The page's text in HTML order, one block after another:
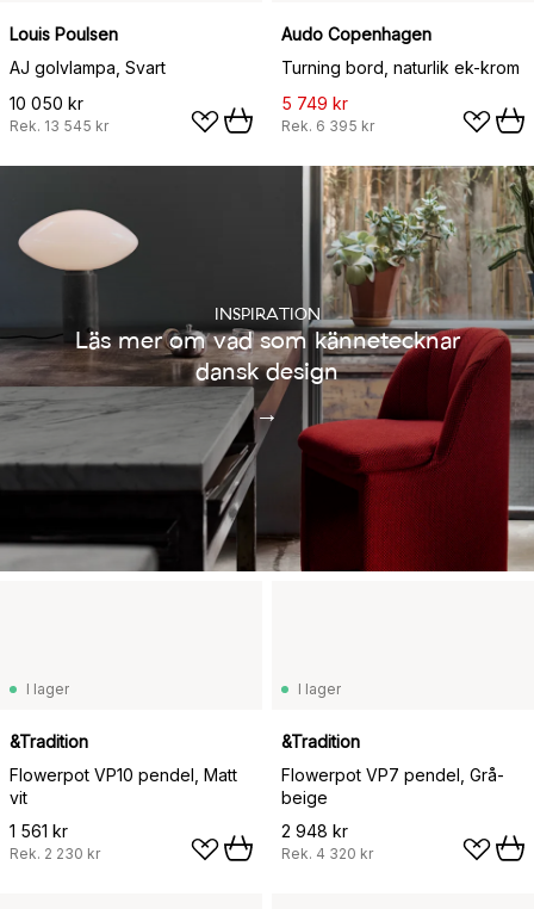
Louis Poulsen
AJ golvlampa, Svart
10 050 kr
Rek. 13 545 kr
Audo Copenhagen
Turning bord, naturlik ek-krom
5 749 kr
Rek. 6 395 kr
INSPIRATION
Läs mer om vad som kännetecknar
dansk design
→
I lager
&Tradition
Flowerpot VP10 pendel, Matt
vit
1 561 kr
Rek. 2 230 kr
I lager
&Tradition
Flowerpot VP7 pendel, Grå-
beige
2 948 kr
Rek. 4 320 kr